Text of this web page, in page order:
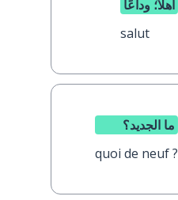
أهلاً؛ وداعًا
salut
ما الجديد؟
quoi de neuf ?